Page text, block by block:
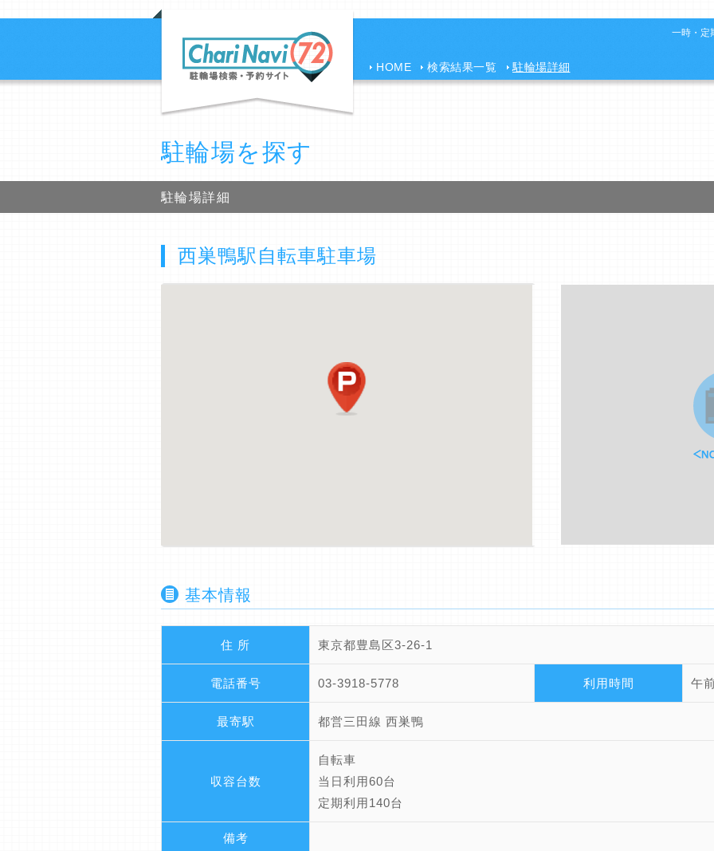
一時・定
HOME 検索結果一覧 駐輪場詳細
駐輪場を探す
駐輪場詳細
西巣鴨駅自転車駐車場
基本情報
住 所 東京都豊島区3-26-1
電話番号 03-3918-5778 利用時間 午
最寄駅 都営三田線 西巣鴨
収容台数
自転車
当日利用60台
定期利用140台
備考